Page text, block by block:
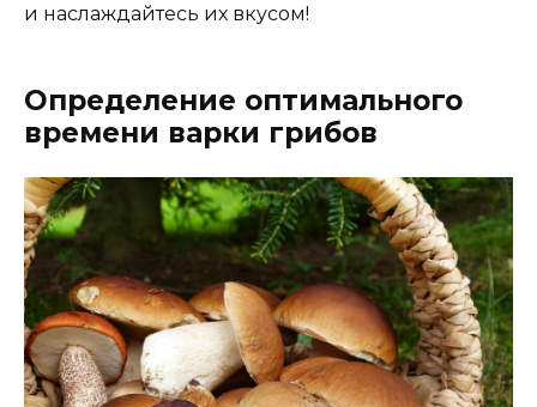
и наслаждайтесь их вкусом!
Определение оптимального
времени варки грибов